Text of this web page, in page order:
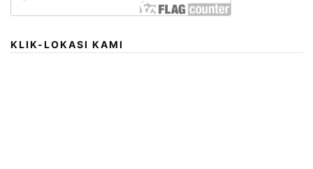
KLIK-LOKASI KAMI